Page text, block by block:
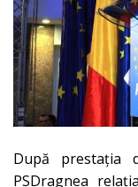
După prestația
PSDragnea